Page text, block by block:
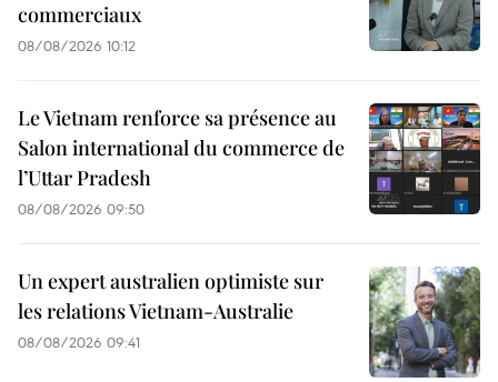
commerciaux
08/08/2026 10:12
Le Vietnam renforce sa présence au
Salon international du commerce de
l’Uttar Pradesh
08/08/2026 09:50
Un expert australien optimiste sur
les relations Vietnam-Australie
08/08/2026 09:41